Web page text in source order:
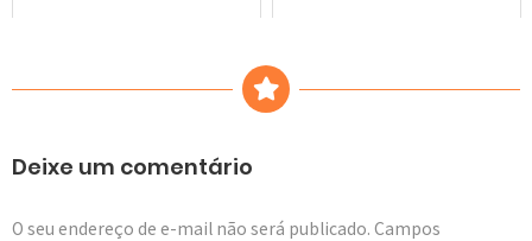
Deixe um comentário
O seu endereço de e-mail não será publicado. Campos